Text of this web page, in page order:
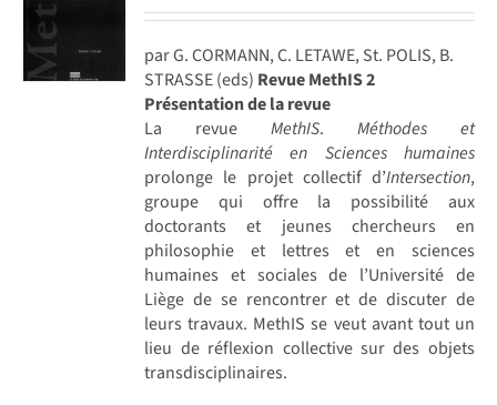
par G. CORMANN, C. LETAWE, St. POLIS, B.
STRASSE (eds) Revue MethIS 2
Présentation de la revue
La revueMethIS. Méthodes et
Interdisciplinarité en Sciences humaines
prolonge le projet collectif d’Intersection,
groupe qui offre la possibilité aux
doctorants et jeunes chercheurs en
philosophie et lettres et en sciences
humaines et sociales de l’Université de
Liège de se rencontrer et de discuter de
leurs travaux. MethIS se veut avant tout un
lieu de réflexion collective sur des objets
transdisciplinaires.